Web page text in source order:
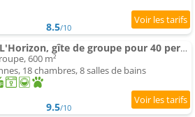
8.5/10
Gite de L'Horizon, gîte de groupe pour 40 personnes
600 m²
18 chambres, 8 salles de bains
9.5/10